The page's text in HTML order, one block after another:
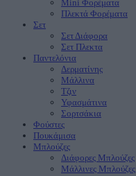
Mini Φορέματα
Πλεκτά Φορέματα
Σετ
Σετ Διάφορα
Σετ Πλεκτα
Παντελόνια
Δερματίνης
Μάλλινα
Τζιν
Υφασμάτινα
Σορτσάκια
Φούστες
Πουκάμισα
Μπλούζες
Διάφορες Μπλούζες
Μάλλινες Μπλούζες